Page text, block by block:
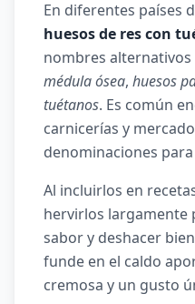
En diferentes países
huesos de res con
nombres alternativos
médula ósea, huesos
tuétanos. Es común
carnicerías y
denominaciones
Al incluirlos en
hervirlos largamente
sabor y deshacer
funde en el caldo
cremosa y un gusto